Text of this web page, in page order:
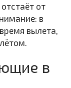
от
в
вылета,
в